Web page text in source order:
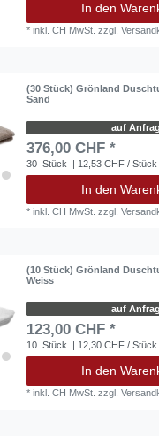
In den
*inkl. CH MwSt. zzgl.
(30 Stück) Grönland
Sand
auf
376,00 CHF *
30 Stück | 12,53 CHF / Stück
In den
*inkl. CH MwSt. zzgl.
(10 Stück) Grönland
Weiss
auf
123,00 CHF *
10 Stück | 12,30 CHF / Stück
In den
*inkl. CH MwSt. zzgl.